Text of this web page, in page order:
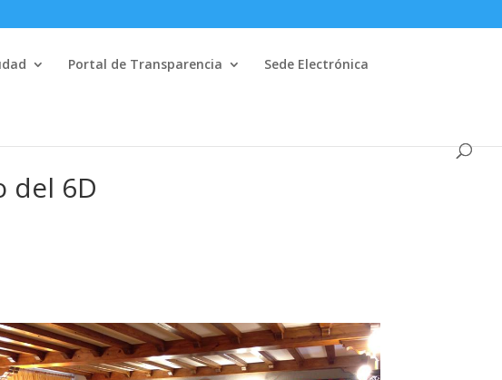
Portal de Transparencia Sede Electrónica
del 6D